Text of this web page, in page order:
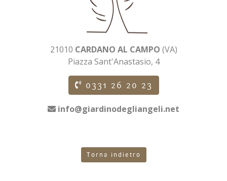
21010 CARDANO AL CAMPO (VA)
Piazza Sant'Anastasio, 4
0331 26 20 23
info@giardinodegliangeli.net
Torna indietro